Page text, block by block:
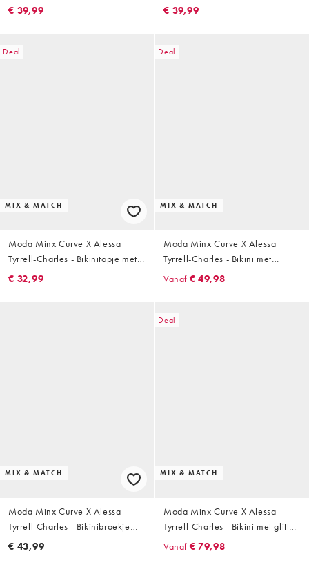
met gestrikte zijkanten en
€ 39,99
met overslag en glitter in taupe
€ 39,99
Deal
MIX & MATCH
Moda Minx Curve X Alessa
Tyrrell-Charles - Bikinitopje met
overslag, bloemenprint en kralen
€ 32,99
Deal
MIX & MATCH
Moda Minx Curve X Alessa
Tyrrell-Charles - Bikini met
overslag, glitter en hardware-
Vanaf € 49,98
MIX & MATCH
Moda Minx Curve X Alessa
Tyrrell-Charles - Bikinibroekje
met gestrikte zijkanten en
€ 43,99
Deal
MIX & MATCH
Moda Minx Curve X Alessa
Tyrrell-Charles - Bikini met glitter
in taupe
Vanaf € 79,98